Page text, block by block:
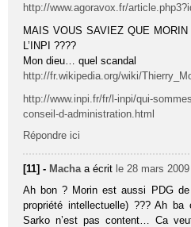
http://www.agoravox.fr/
MAIS VOUS SAVIEZ QUE
L’INPI ????
Mon dieu… quel scandal
http://fr.wikipedia.org/wiki/
http://www.inpi.fr/fr/l-inpi/qui-
conseil-d-administration.html
Répondre ici
[11] - Macha a écrit le 28 mars 2009
Ah bon ? Morin est aussi PDG
propriété intellectuelle) ??? Ah ba
Sarko n’est pas content… Ca